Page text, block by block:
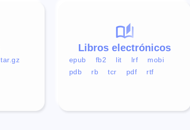
Libros electrónicos
epub fb2 lit lrf
mobi
pdb
rb tcr pdf rtf
tar.gz